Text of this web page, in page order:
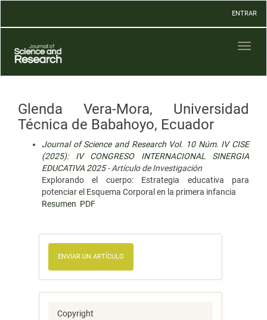
Contenido
Barra
lateral
ENTRAR
Glenda Vera-Mora, Universidad
Técnica de Babahoyo, Ecuador
Journal of Science and Research Vol. 10 Núm. IV CISE
(2025): IV CONGRESO INTERNACIONAL SINERGIA
EDUCATIVA 2025- Artículo de Investigación
Explorando el cuerpo: Estrategia educativa para
potenciar el Esquema Corporal en la primera infancia
Resumen PDF
ENVIAR UN ARTÍCULO
Copyright